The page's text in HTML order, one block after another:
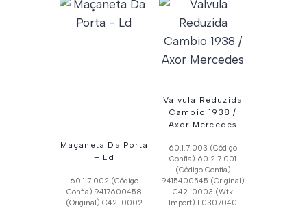
Maçaneta Da Porta
– Ld
60.1.7.002 (Código
Confia) 9417600458
(Original) C42-0002
Valvula Reduzida
Cambio 1938 /
Axor Mercedes
60.1.7.003 (Código
Confia) 60.2.7.001
(Código Confia)
9415400545 (Original)
C42-0003 (Wtk
Import) L0307040